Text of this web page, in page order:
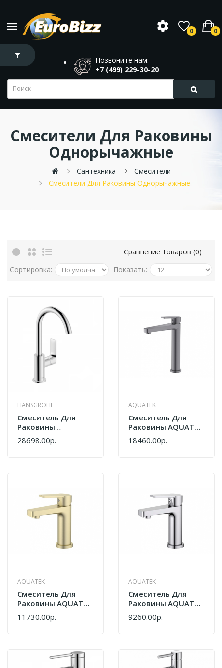
0 0
Позвоните нам:
+7 (499) 229-30-20
Смесители Для Раковины
Однорычажные
Сантехника
Смесители
Смесители Для Раковины Однорычажные
Сравнение Товаров (0)
Сортировка:
Показать:
HANSGROHE
Смеситель Для
Раковины
Hansgrohe Rebris E
72576000 Хром
28698.00р.
AQUATEK
Cмеситель Для
Раковины AQUATEK
Лугано AQ1704BGM
Оружейная Сталь
18460.00р.
AQUATEK
Cмеситель Для
Раковины AQUATEK
Лугано AQ1710BG
Золото
11730.00р.
AQUATEK
Cмеситель Для
Раковины AQUATEK
Лугано AQ1710CR
Хром
9260.00р.